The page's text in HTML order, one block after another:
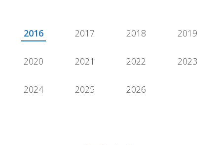
2016 2017 2018 2019
2020 2021 2022 2023
2024 2025 2026